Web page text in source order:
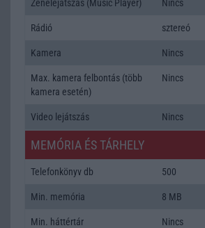
Zenelejátszás (Music Player) Nincs
Rádió sztereó
Kamera Nincs
Max. kamera felbontás (több
kamera esetén)
Nincs
Video lejátszás Nincs
MEMÓRIA ÉS TÁRHELY
Telefonkönyv db 500
Min. memória 8 MB
Min. háttértár Nincs